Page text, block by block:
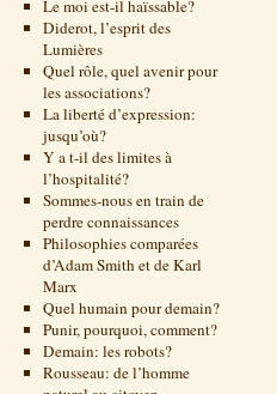
Le moi est-il haïssable?
Diderot, l’esprit des
Lumières
Quel rôle, quel avenir pour
les associations?
La liberté d’expression:
jusqu’où?
Y a t-il des limites à
l’hospitalité?
Sommes-nous en train de
perdre connaissances
Philosophies comparées
d’Adam Smith et de Karl
Marx
Quel humain pour demain?
Punir, pourquoi, comment?
Demain: les robots?
Rousseau: de l’homme